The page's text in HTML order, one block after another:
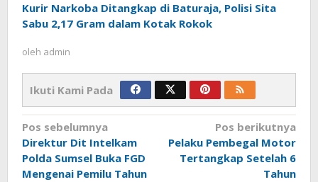
Kurir Narkoba Ditangkap di Baturaja, Polisi Sita
Sabu 2,17 Gram dalam Kotak Rokok
oleh admin
Ikuti Kami Pada
Navigasi
pos
Pos sebelumnya
Direktur Dit Intelkam
Polda Sumsel Buka FGD
Mengenai Pemilu Tahun
Pos berikutnya
Pelaku Pembegal Motor
Tertangkap Setelah 6
Tahun